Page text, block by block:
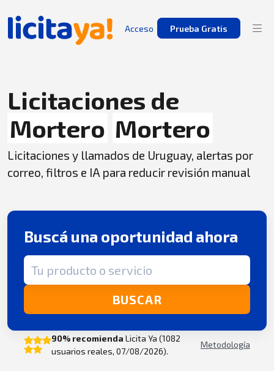
Acceso Prueba Gratis
Licitaciones de
Mortero Mortero
Licitaciones y llamados de Uruguay, alertas por
correo, filtros e IA para reducir revisión manual
Buscá una oportunidad ahora
Término de búsqueda
BUSCAR
90% recomienda Licita Ya (1082
usuarios reales, 07/08/2026).
Metodología